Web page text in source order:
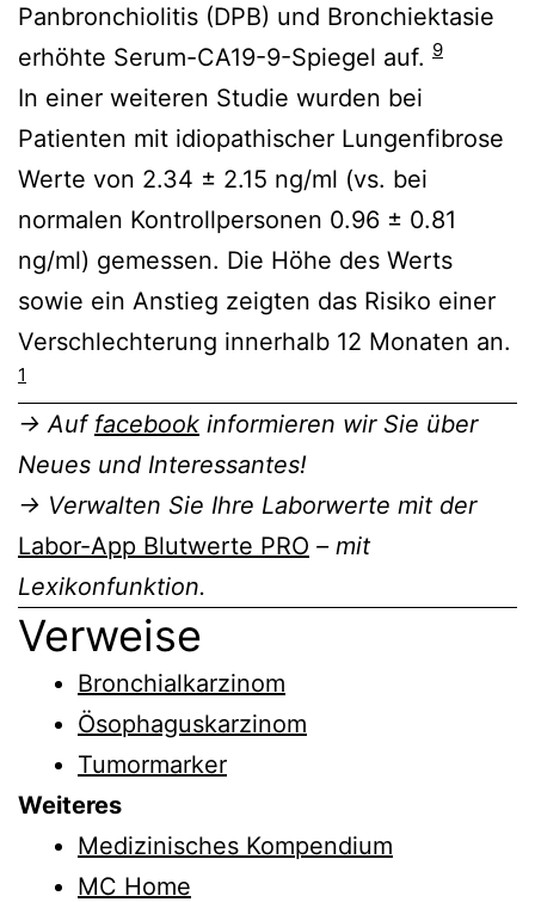
Panbronchiolitis (DPB) und Bronchiektasie
erhöhte Serum-CA19-9-Spiegel auf. 9
In einer weiteren Studie wurden bei
Patienten mit idiopathischer Lungenfibrose
Werte von 2.34 ± 2.15 ng/ml (vs. bei
normalen Kontrollpersonen 0.96 ± 0.81
ng/ml) gemessen. Die Höhe des Werts
sowie ein Anstieg zeigten das Risiko einer
Verschlechterung innerhalb 12 Monaten an.
1
→ Auf facebook informieren wir Sie über
Neues und Interessantes!
→ Verwalten Sie Ihre Laborwerte mit der
Labor-App Blutwerte PRO – mit
Lexikonfunktion.
Verweise
Bronchialkarzinom
Ösophaguskarzinom
Tumormarker
Weiteres
Medizinisches Kompendium
MC Home